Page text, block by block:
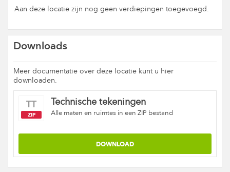
Aan deze locatie zijn nog geen verdiepingen toegevoegd.
Downloads
Meer documentatie over deze locatie kunt u hier
downloaden.
TT
ZIP
Technische tekeningen
Alle maten en ruimtes in een ZIP bestand